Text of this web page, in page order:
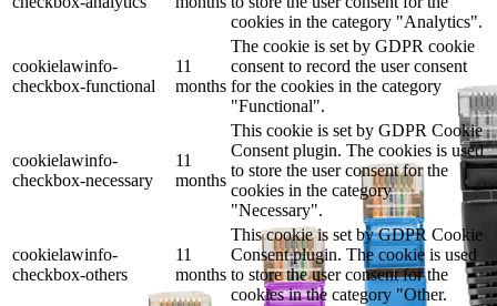
cookies in the category "Analytics".
cookielawinfo-
checkbox-functional
11
months
The cookie is set by GDPR cookie
consent to record the user consent
for the cookies in the category
"Functional".
cookielawinfo-
checkbox-necessary
11
months
This cookie is set by GDPR Cookie
Consent plugin. The cookies is used
to store the user consent for the
cookies in the category
"Necessary".
cookielawinfo-
checkbox-others
11
months
This cookie is set by GDPR Cookie
Consent plugin. The cookie is used
to store the user consent for the
cookies in the category "Other.